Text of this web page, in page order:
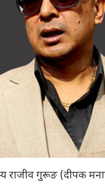
राजीव गुरूङ (दीपक